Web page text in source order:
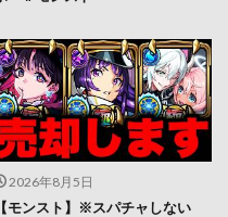
2026年8月5日
【モンスト】※スパチャしない